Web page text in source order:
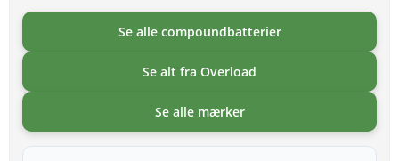
Se alle compoundbatterier
Se alt fra Overload
Se alle mærker